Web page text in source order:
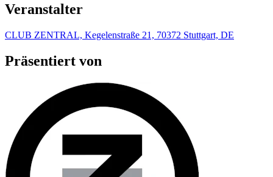
Veranstalter
CLUB ZENTRAL, Kegelenstraße 21, 70372 Stuttgart, DE
Präsentiert von